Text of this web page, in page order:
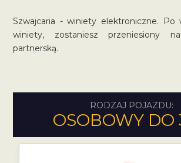
Szwajcaria - winiety elektroniczne. Po
winiety, zostaniesz przeniesiony
partnerską.
RODZAJ POJAZDU:
OSOBOWY DO